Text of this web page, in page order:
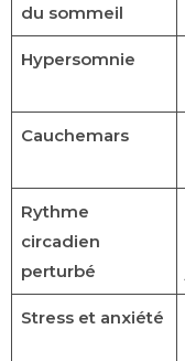
du sommeil
Hypersomnie
Cauchemars
Rythme
circadien
perturbé
Stress et anxiété